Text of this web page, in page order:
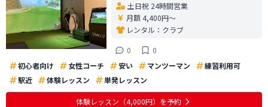
土日祝 24時間営業
月額 4,400円〜
レンタル： クラブ
0
0
初心者向け
女性コーチ 安い マンツーマン
練習利用可
駅近
体験レッスン 単発レッスン
体験レッスン （4,000円） を予約